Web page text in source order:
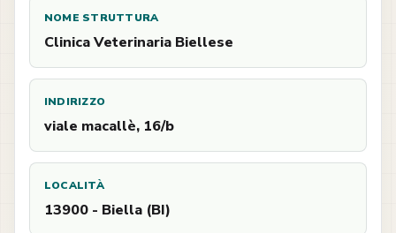
NOME STRUTTURA
Clinica Veterinaria Biellese
INDIRIZZO
viale macallè, 16/b
LOCALITÀ
13900 - Biella (BI)